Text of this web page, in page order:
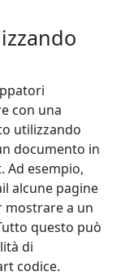
con una
utilizzando
documento in
Ad esempio,
alcune pagine
mostrare a un
questo può
di
codice.